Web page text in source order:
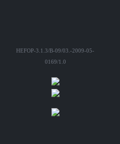
HEFOP-3.1.3/B-09/03.-2009-05-
0169/1.0